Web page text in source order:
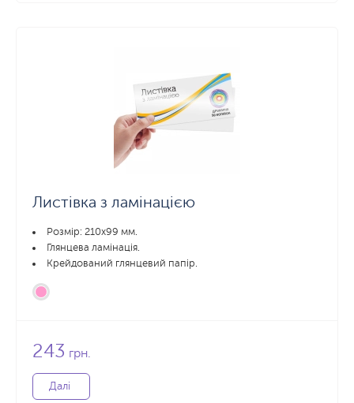
Листівка з ламінацією
Розмір: 210х99 мм.
Глянцева ламінація.
Крейдований глянцевий папір.
243 грн.
Далі